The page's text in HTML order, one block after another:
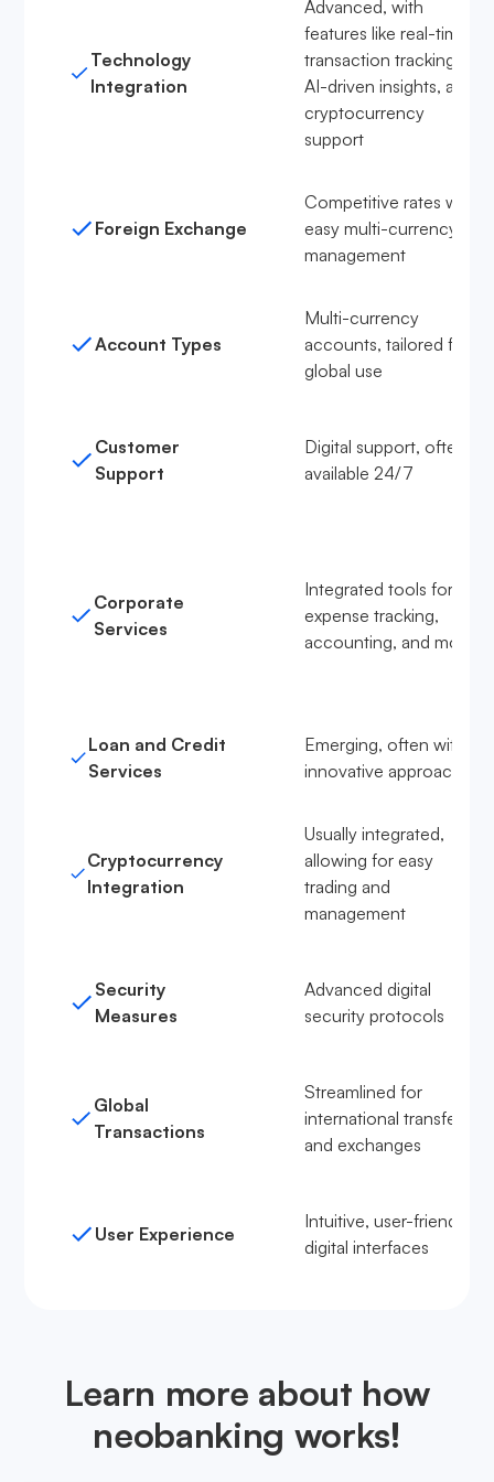
Technology
Integration
Advanced, with
features like real-time
transaction tracking,
AI-driven insights, and
cryptocurrency
support
Foreign Exchange
Competitive rates with
easy multi-currency
management
Account Types
Multi-currency
accounts, tailored for
global use
Customer
Support
Digital support, often
available 24/7
Corporate
Services
Integrated tools for
expense tracking,
accounting, and more
Loan and Credit
Services
Emerging, often with
innovative approaches
Cryptocurrency
Integration
Usually integrated,
allowing for easy
trading and
management
Security
Measures
Advanced digital
security protocols
Global
Transactions
Streamlined for
international transfers
and exchanges
User Experience
Intuitive, user-friendly
digital interfaces
Learn more about how
neobanking works!